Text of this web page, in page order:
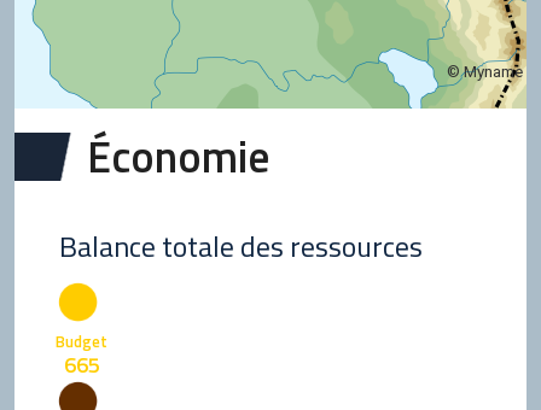
© Myname
Économie
Balance totale des ressources
Budget
665